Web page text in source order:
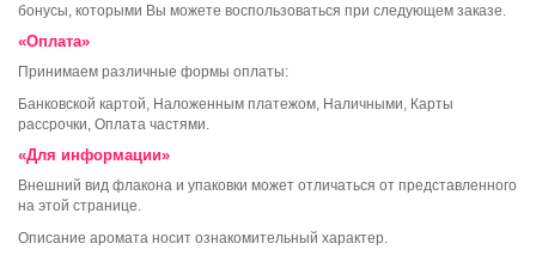
бонусы, которыми Вы можете воспользоваться при следующем заказе.
«Оплата»
Принимаем различные формы оплаты:
Банковской картой, Наложенным платежом, Наличными, Карты
рассрочки, Оплата частями.
«Для информации»
Внешний вид флакона и упаковки может отличаться от представленного
на этой странице.
Описание аромата носит ознакомительный характер.